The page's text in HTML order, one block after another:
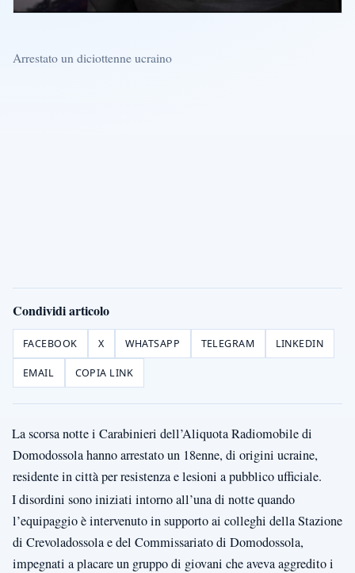
Arrestato un diciottenne ucraino
Condividi articolo
FACEBOOK X WHATSAPP TELEGRAM LINKEDIN
EMAIL COPIA LINK
La scorsa notte i Carabinieri dell’Aliquota Radiomobile di
Domodossola hanno arrestato un 18enne, di origini ucraine,
residente in città per resistenza e lesioni a pubblico ufficiale.
I disordini sono iniziati intorno all’una di notte quando
l’equipaggio è intervenuto in supporto ai colleghi della Stazione
di Crevoladossola e del Commissariato di Domodossola,
impegnati a placare un gruppo di giovani che aveva aggredito i